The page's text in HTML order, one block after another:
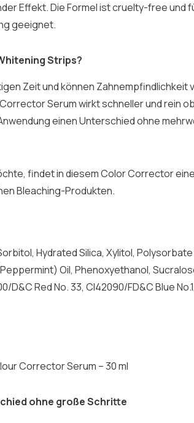
Effekt.Die Formel ist cruelty-free und
geeignet.
Strips?
Zeit und können Zahnempfindlichkeit
Serum wirkt schneller und rein
einen Unterschied ohne
findet in diesem Color Corrector
Bleaching-Produkten.
Hydrated Silica, Xylitol,
Oil, Phenoxyethanol,
D&C Red No. 33, CI42090/FD&C Blue No.1,
Corrector Serum – 30 ml
ohne große Schritte